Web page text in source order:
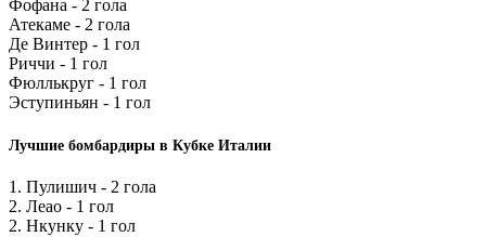
Фофана - 2 гола
Атекаме - 2 гола
Де Винтер - 1 гол
Риччи - 1 гол
Фюллькруг - 1 гол
Эступиньян - 1 гол
Лучшие бомбардиры в Кубке Италии
1. Пулишич - 2 гола
2. Леао - 1 гол
2. Нкунку - 1 гол